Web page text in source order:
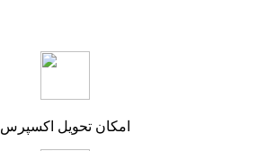
امکان تحویل اکسپرس